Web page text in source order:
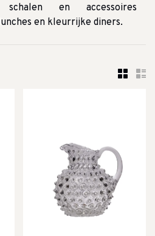
schalen en accessoires
en kleurrijke diners.